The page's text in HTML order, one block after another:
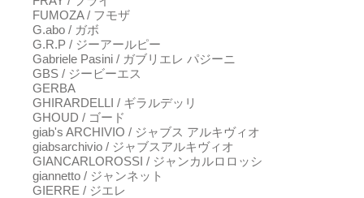
FUMOZA / フモザ
G.abo / ガボ
G.R.P / ジーアールピー
Gabriele Pasini / ガブリエレ パジーニ
GBS / ジービーエス
GERBA
GHIRARDELLI / ギラルデッリ
GHOUD / ゴード
giab's ARCHIVIO / ジャブス アルキヴィオ
giabsarchivio / ジャブスアルキヴィオ
GIANCARLOROSSI / ジャンカルロロッシ
giannetto / ジャンネット
GIERRE / ジエレ